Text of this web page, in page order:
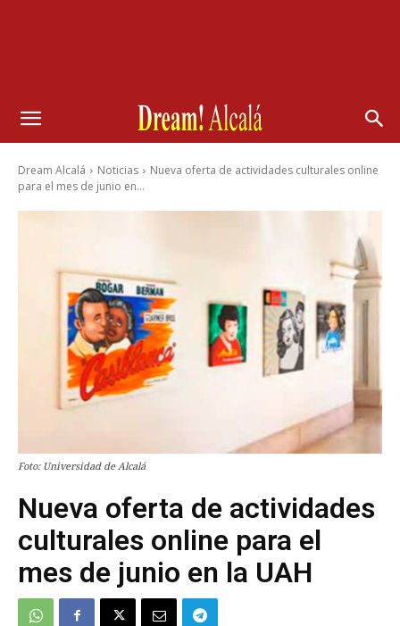
Dream Alcalá Noticias
Nueva oferta de actividades culturales online
para el mes de junio en...
Foto: Universidad de Alcalá
Nueva oferta de actividades
culturales online para el
mes de junio en la UAH